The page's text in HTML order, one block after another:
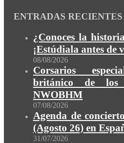
ENTRADAS RECIENTES
¿Conoces la
¡Estúdiala antes de
08/08/2026
Corsarios
británico de
NWOBHM
07/08/2026
Agenda de
(Agosto 26) en
31/07/2026